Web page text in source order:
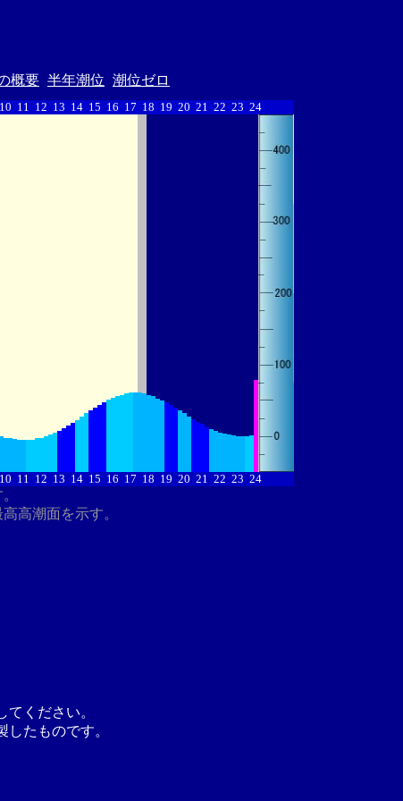
概要 半年潮位 潮位ゼロ
10 11 12 13 14 15 16 17 18 19 20 21 22 23 24
10 11 12 13 14 15 16 17 18 19 20 21 22 23 24
高潮面を示す。
ください。
たものです。